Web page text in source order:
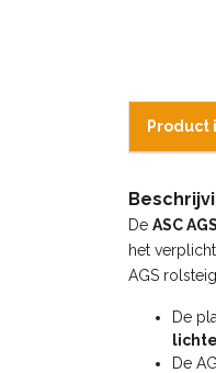
De ASC
het
AGS
De
De